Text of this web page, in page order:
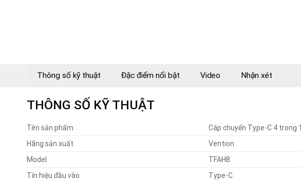
Thông số kỹ thuật Đặc điểm nổi bật Video Nhận xét
THÔNG SỐ KỸ THUẬT
Tên sản phẩm
Cáp chuyển Type-C 4 trong 1
Hãng sản xuất
Vention
Model
TFAHB
Tín hiệu đầu vào
Type-C